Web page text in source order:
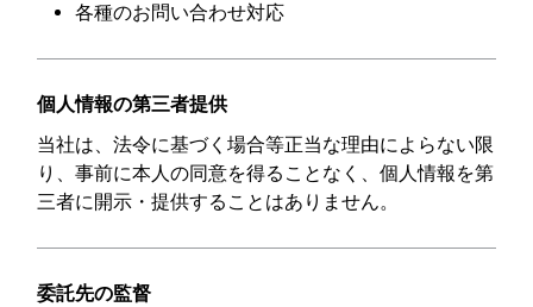
各種のお問い合わせ対応
個人情報の第三者提供
当社は、法令に基づく場合等正当な理由によらない限
り、事前に本人の同意を得ることなく、個人情報を第
三者に開示・提供することはありません。
委託先の監督